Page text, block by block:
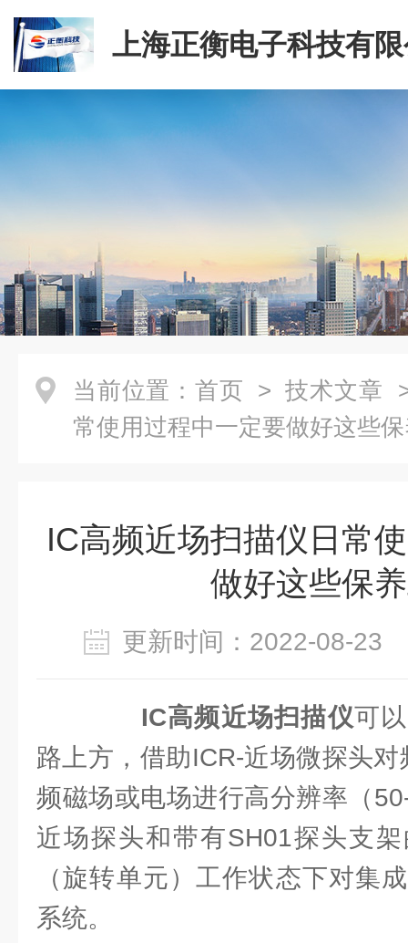
上海正衡电子科技有
当前位置： 首页 > 技术文章
常使用过程中一定要做好这些
IC高频近场扫描仪日常
做好这些保
更新时间：2022-08-
IC高频近场扫描仪可
路上方，借助ICR-近场微探头
频磁场或电场进行高分辨率（
近场探头和带有SH01探头支
（旋转单元）工作状态下对集
系统。